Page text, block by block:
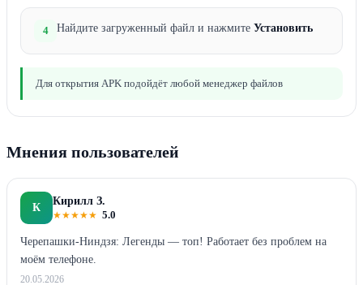
4 Найдите загруженный файл и нажмите Установить
Для открытия APK подойдёт любой менеджер файлов
Мнения пользователей
К
Кирилл З.
★★★★★ 5.0
Черепашки-Ниндзя: Легенды — топ! Работает без проблем на
моём телефоне.
20.05.2026